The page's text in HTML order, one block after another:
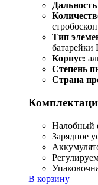
Тип
батарейки
Корпус:
Степень
Страна
Налобный
Зарядное
В корзину